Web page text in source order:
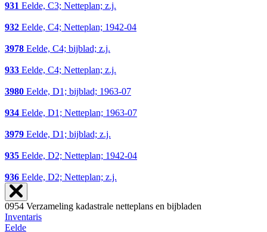
931 Eelde, C3; Netteplan; z.j.
932 Eelde, C4; Netteplan; 1942-04
3978 Eelde, C4; bijblad; z.j.
933 Eelde, C4; Netteplan; z.j.
3980 Eelde, D1; bijblad; 1963-07
934 Eelde, D1; Netteplan; 1963-07
3979 Eelde, D1; bijblad; z.j.
935 Eelde, D2; Netteplan; 1942-04
936 Eelde, D2; Netteplan; z.j.
0954 Verzameling kadastrale netteplans en bijbladen
Inventaris
Eelde